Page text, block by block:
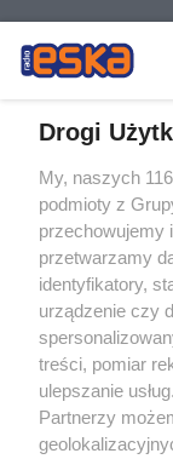
Drogi
My, naszych
podmioty z
przechowujemy
przetwarzamy
identyfikatory,
urządzenie czy
treści, pomiar
ulepszanie
Partnerzy